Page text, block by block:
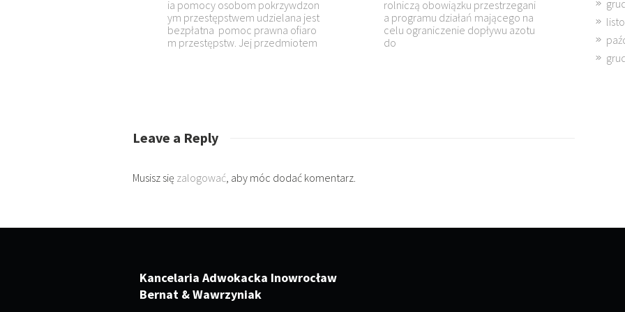
ia pomocy osobom pokrzywdzon
ym przestępstwem udzielana jest
bezpłatna pomoc prawna ofiaro
m przestępstw. Jej przedmiotem
rolniczą obowiązku przestrzegani
a programu działań mającego na
celu ograniczenie dopływu azotu
do
t ryzyko ponoszenia
ności za zobowiązania. W
omandytowe rozkłada się ona
dwa podmioty
Leave a Reply
Musisz się zalogować, aby móc dodać komentarz.
Kancelaria Adwokacka Inowrocław
Bernat & Wawrzyniak